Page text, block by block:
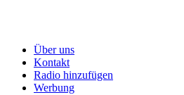
Über uns
Kontakt
Radio hinzufügen
Werbung